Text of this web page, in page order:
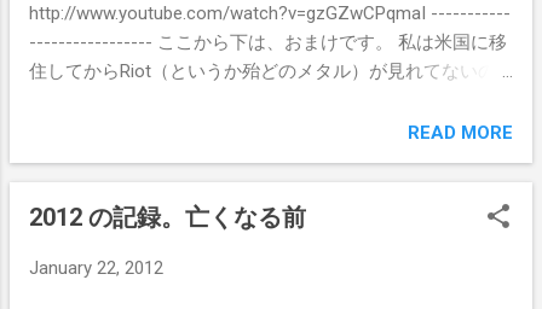
を、過去バッキングボーカルをやっていた女性に転ばない
よう支えてもらいました。 お墓は自然の鳥の声が良く響く
ところにあり、ずっと流している彼のギターの音と重なっ
―――以下、以前お世話になった方々への送信メールの記
録です。 xxさん 雪お気をつけて。お優しいお言葉ありがと
音楽は永遠ですよね。私はいままでショパン弾くたびにそ
ます。 全世界のギターキッズがMarkの音を引き継ぎますよ
http://www.youtube.com/watch?v=gzGZwCPqmaI -----------
----------------- ここから下は、おまけです。 私は米国に移
住してからRiot（というか殆どのメタル）が見れてないの
になり、 NYに行くアレンジメントをしてなかったので、で
は、最初から疑ってかかって綿密に計画しようと思いま
す。 そのVAでの、レポでも何もないのですが、 メンバー
日常であまり日本語使ってなくて退化しているので、読み
READ MORE
2012 の記録。亡くなる前
January 22, 2012